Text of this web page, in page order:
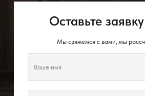
Оставьте
Мы свяжемся с вами, мы